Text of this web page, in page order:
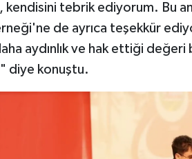
kendisini tebrik ediyorum. Bu
de ayrıca teşekkür
aydınlık ve hak ettiği değeri
diye konuştu.